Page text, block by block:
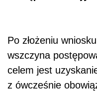
Po złożeniu
wszczyna
celem jest
z ówcześnie